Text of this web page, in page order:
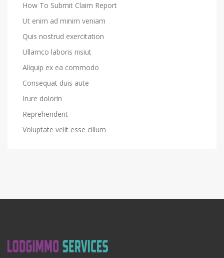
How To Submit Claim Report
Ut enim ad minim veniam
Quis nostrud exercitation
Ullamco laboris nisiut
Aliquip ex ea commodo
Consequat duis aute
Irure dolorin
Reprehenderit
Voluptate velit esse cillum